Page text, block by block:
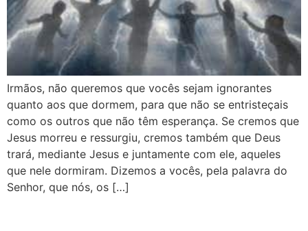
Irmãos, não queremos que vocês sejam ignorantes
quanto aos que dormem, para que não se entristeçais​
como os outros que não têm esperança. Se cremos que
Jesus morreu e ressurgiu, cremos também que Deus
trará, mediante Jesus e juntamente com ele, aqueles
que nele dormiram. Dizemos a vocês, pela palavra do
Senhor, que nós, os […]